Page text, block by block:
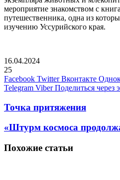
мероприятие знакомством с
путешественника, одна из
изучению Уссурийского края.
16.04.2024
25
Facebook Twitter Вконтакте
Telegram Viber Поделиться через
Точка притяжения
«Штурм космоса
Похожие статьи